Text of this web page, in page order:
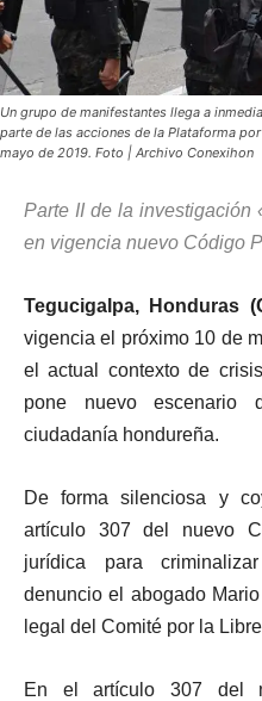
Un grupo de manifestantes llega a
parte de las acciones de la Plataforma
mayo de 2019. Foto | Archivo Conexihon
Parte II de la investigación
en vigencia nuevo Código
Tegucigalpa, Honduras
vigencia el próximo 10 de
el actual contexto de
pone nuevo escenario
ciudadanía hondureña.
De forma silenciosa y
artículo 307 del nuevo
jurídica para
denuncio el abogado
legal del Comité por la
En el artículo 307 del